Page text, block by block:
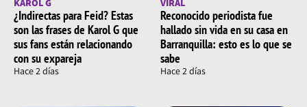
KAROL G
¿Indirectas para Feid? Estas
son las frases de Karol G que
sus fans están relacionando
con su expareja
Hace 2 días
VIRAL
Reconocido periodista fue
hallado sin vida en su casa en
Barranquilla: esto es lo que se
sabe
Hace 2 días